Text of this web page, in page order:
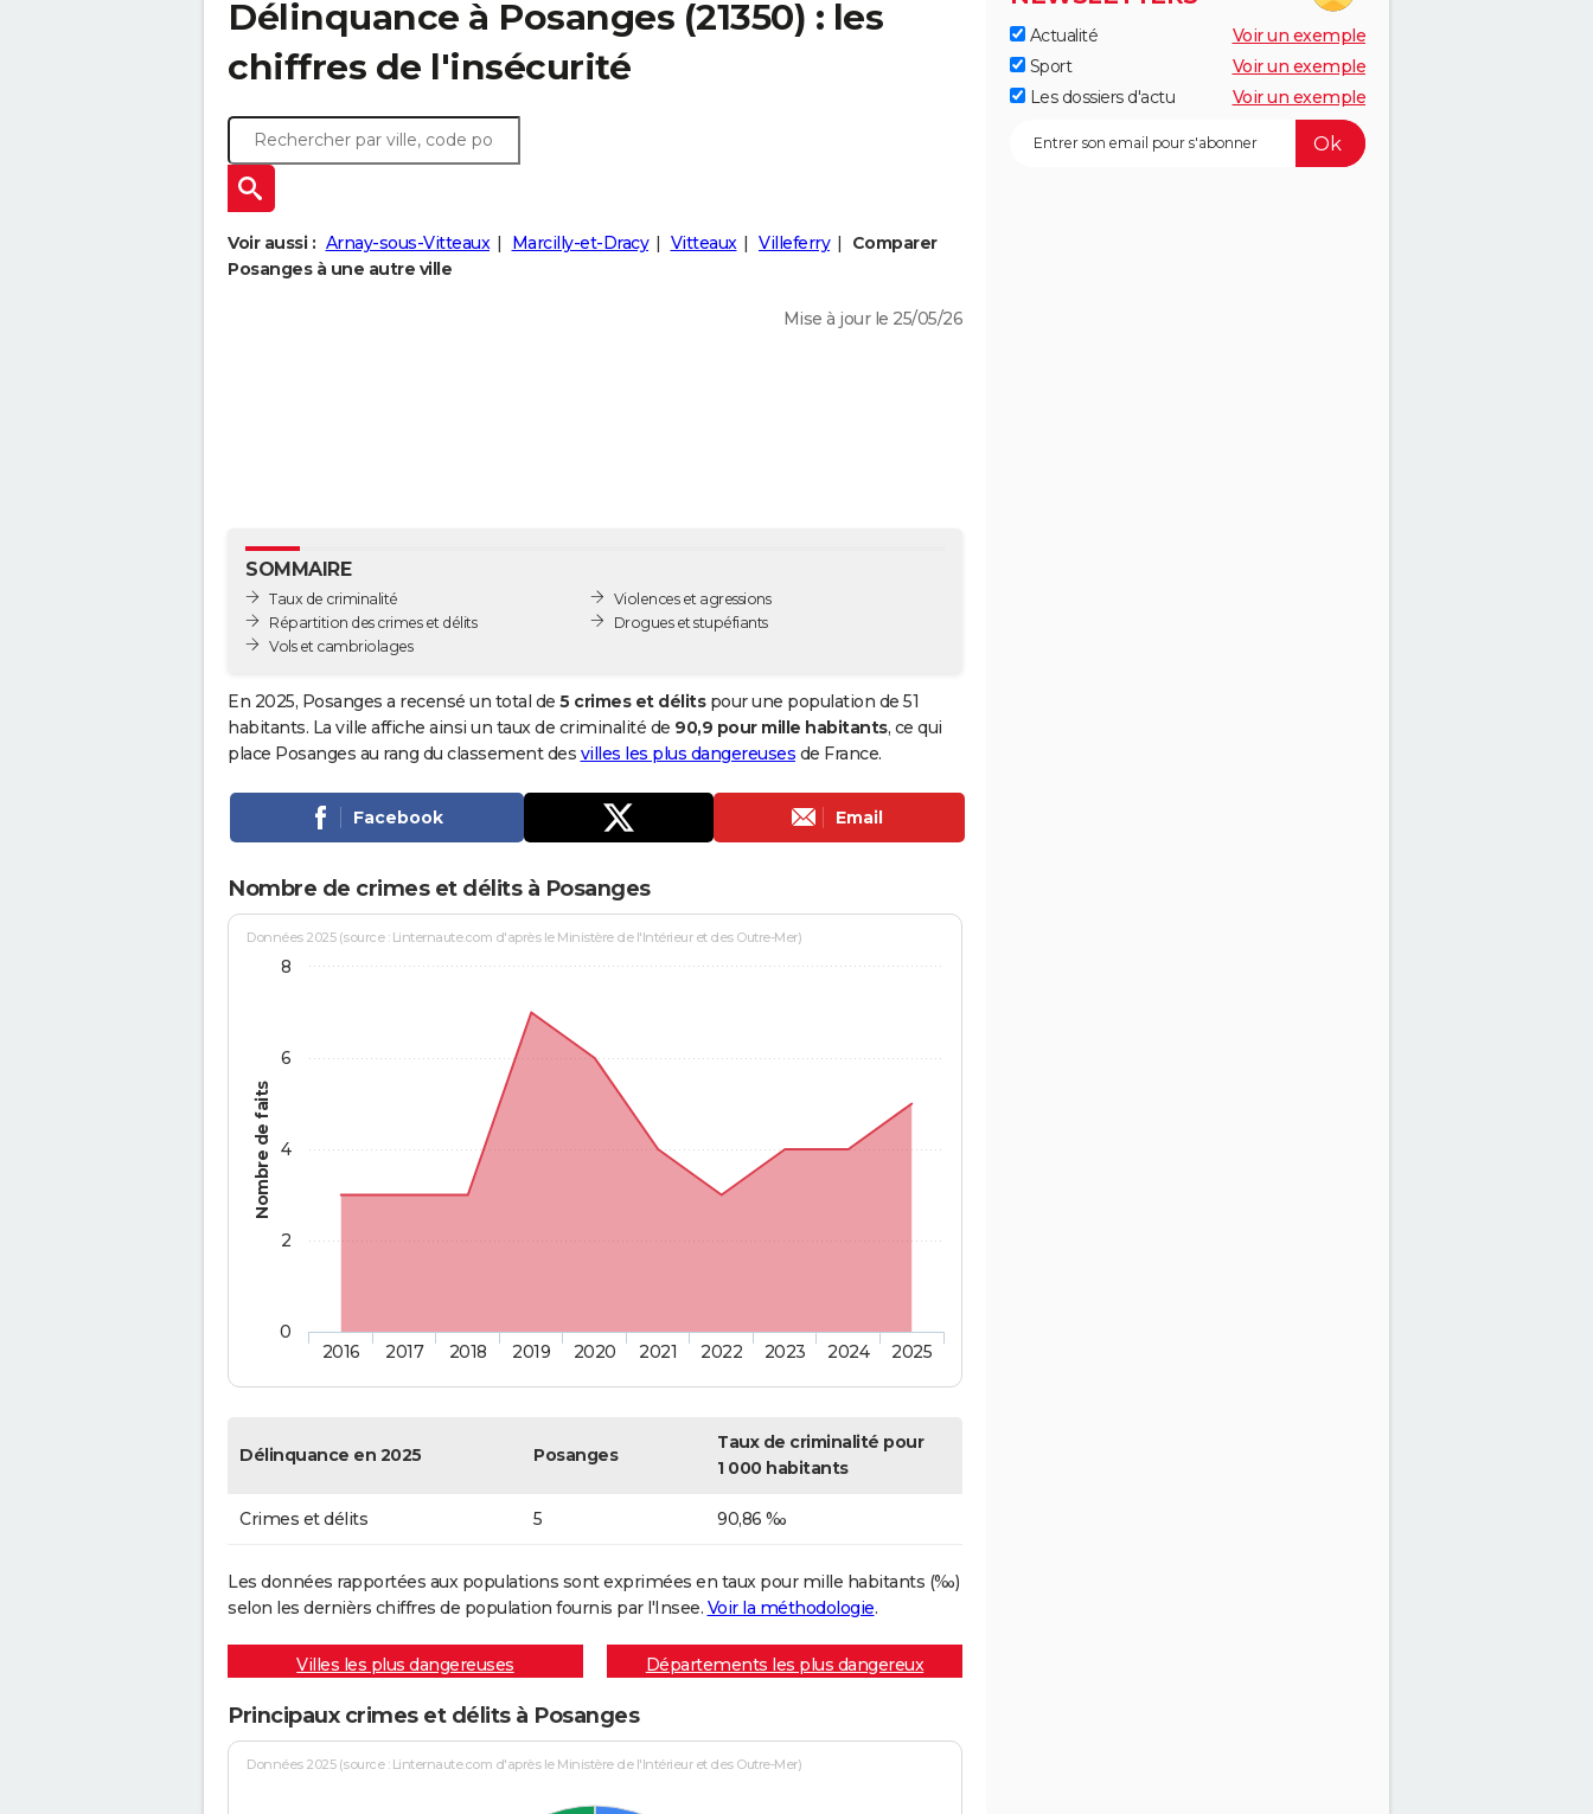
Délinquance à Posanges (21350) : les
chiffres de l'insécurité
Voir aussi : Arnay-sous-Vitteaux Marcilly-et-Dracy Vitteaux Villeferry
Comparer
Posanges à une autre ville
Mise à jour le 25/05/26
SOMMAIRE
Taux de criminalité
Répartition des crimes et délits
Vols et cambriolages
Violences et agressions
Drogues et stupéfiants
En 2025, Posanges a recensé un total de 5 crimes et délitspour une population de 51
habitants. La ville affiche ainsi un taux de criminalité de 90,9 pour mille habitants, ce qui
place Posanges au rang du classement des villes les plus dangereuses de France.
Facebook Email
Nombre de crimes et délits à Posanges
Nombre de faits
Données 2025 (source : Linternaute.com d'après le Ministère de l'Intérieur et des Outre-Mer)
2016 2017 2018 2019 2020 2021 2022 2023 2024 2025
0
2
4
6
8
Délinquance en 2025 Posanges
Taux de criminalité pour
1 000 habitants
Crimes et délits 5 90,86 ‰
Les données rapportées aux populations sont exprimées en taux pour mille habitants (‰)
selon les dernièrs chiffres de population fournis par l'Insee. Voir la méthodologie.
Villes les plus dangereuses Départements les plus dangereux
Principaux crimes et délits à Posanges
Données 2025 (source : Linternaute.com d'après le Ministère de l'Intérieur et des Outre-Mer)
Actualité
Voir un exemple
Sport
Voir un exemple
Les dossiers d'actu
Voir un exemple